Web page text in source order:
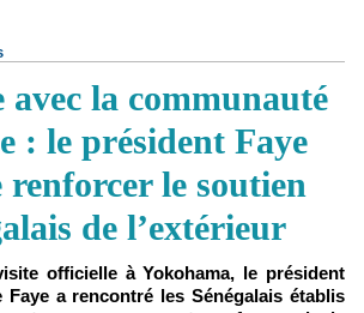
avec la communauté
: le président Faye
renforcer le soutien
de l’extérieur
officielle à Yokohama, le président
Faye a rencontré les Sénégalais établis